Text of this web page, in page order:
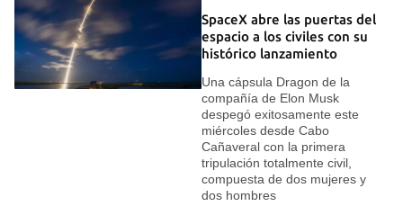
SpaceX abre las puertas del
espacio a los civiles con su
histórico lanzamiento
Una cápsula Dragon de la
compañía de Elon Musk
despegó exitosamente este
miércoles desde Cabo
Cañaveral con la primera
tripulación totalmente civil,
compuesta de dos mujeres y
dos hombres